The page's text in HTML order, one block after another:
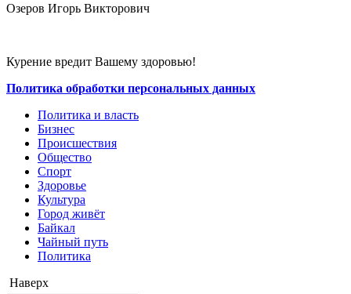
Озеров Игорь Викторович
Курение вредит Вашему здоровью!
Политика обработки персональных данных
Политика и власть
Бизнес
Происшествия
Общество
Cпорт
Здоровье
Культура
Город живёт
Байкал
Чайный путь
Политика
Наверх